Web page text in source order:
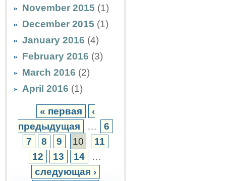
November 2015 (1)
December 2015 (1)
January 2016 (4)
February 2016 (3)
March 2016 (2)
April 2016 (1)
« первая
‹
предыдущая
…
6
7
8 9 10
11
12
13 14
…
следующая ›